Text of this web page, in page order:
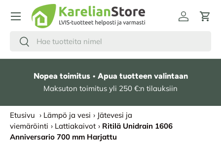
HYPPÄÄ SISÄLTÖÖN
Hae
Etsi
Kirjaudu
Nopea toimitus • Apua tuotteen valintaan
Maksuton toimitus yli 250 €:n tilauksiin
Etusivu › Lämpö ja vesi › Jätevesi ja
viemäröinti › Lattiakaivot › Ritilä Unidrain 1606
Anniversario 700 mm Harjattu